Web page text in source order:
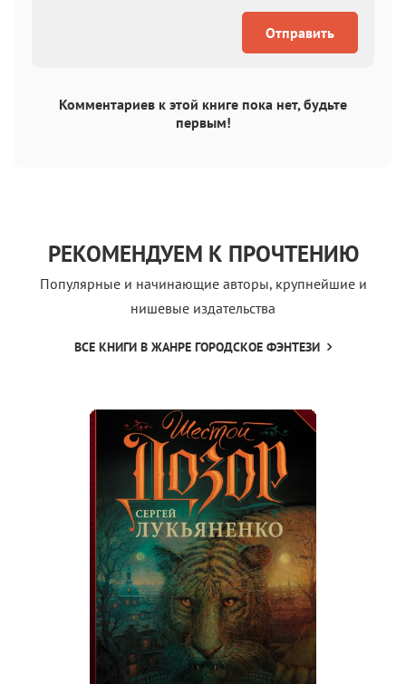
Отправить
Комментариев к этой книге пока нет, будьте
первым!
РЕКОМЕНДУЕМ К ПРОЧТЕНИЮ
Популярные и начинающие авторы, крупнейшие и
нишевые издательства
ВСЕ КНИГИ В ЖАНРЕ ГОРОДСКОЕ ФЭНТЕЗИ